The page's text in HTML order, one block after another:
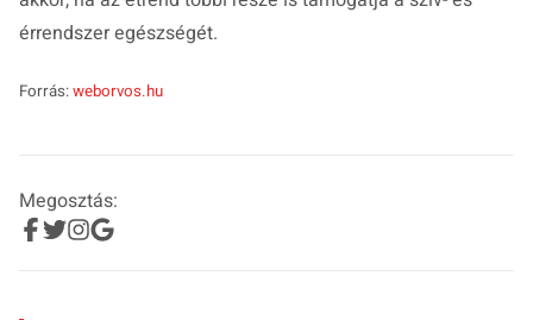
érrendszer egészségét.
Forrás:weborvos.hu
Megosztás: